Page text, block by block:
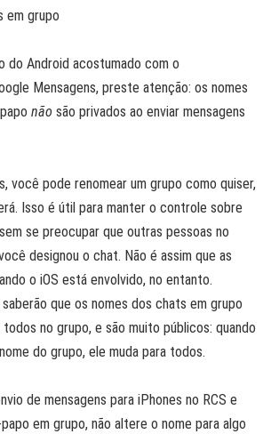
em grupo
do Android acostumado com o
Mensagens, preste atenção: os nomes
não são privados ao enviar mensagens
você pode renomear um grupo como quiser,
Isso é útil para manter o controle sobre
se preocupar que outras pessoas no
designou o chat. Não é assim que as
o iOS está envolvido, no entanto.
que os nomes dos chats em grupo
no grupo, e são muito públicos: quando
do grupo, ele muda para todos.
de mensagens para iPhones no RCS e
em grupo, não altere o nome para algo